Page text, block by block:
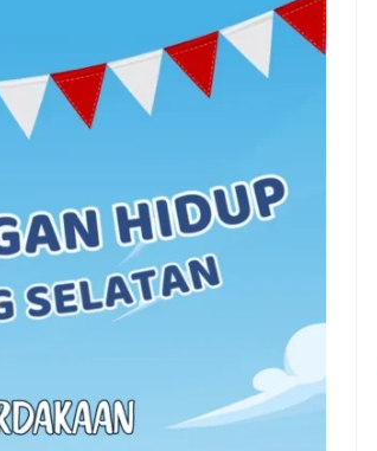
NEWS TNG– Siapa yang tidak
kenal dengan kelezatan masakan
Jepang? Kuliner dari negeri
sakura ini memang sudah
mendunia dan punya ...
7 Menu
Restora
n
yang
Wajib
Dicoba,